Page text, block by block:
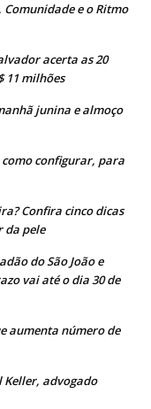
e o Ritmo
acerta as 20
11 milhões
junina e almoço
configurar, para
Confira cinco dicas
da pele
do São João e
vai até o dia 30 de
aumenta número de
Keller, advogado